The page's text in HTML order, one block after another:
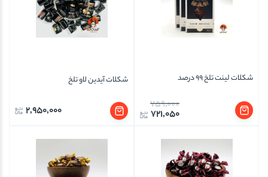
شکلات لینت تلخ 99 درصد
759,000
721,050
شکلات آیدین لاو تلخ
2,950,000